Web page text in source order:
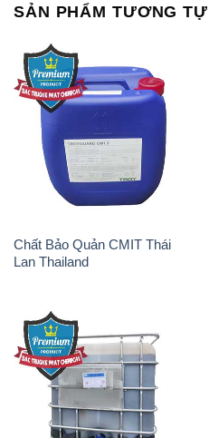
Chất Bảo Quản CMIT Thái
Lan Thailand
Chất tạo bọt Las P Tico Tank
IBC Bồn Việt Nam